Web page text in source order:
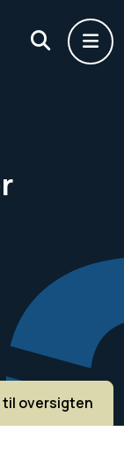
til oversigten